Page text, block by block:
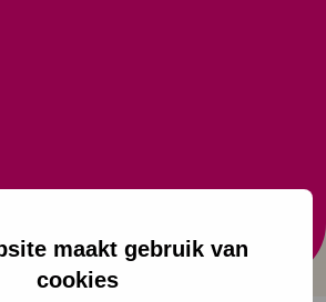
maakt gebruik van
cookies
waar we samen voor